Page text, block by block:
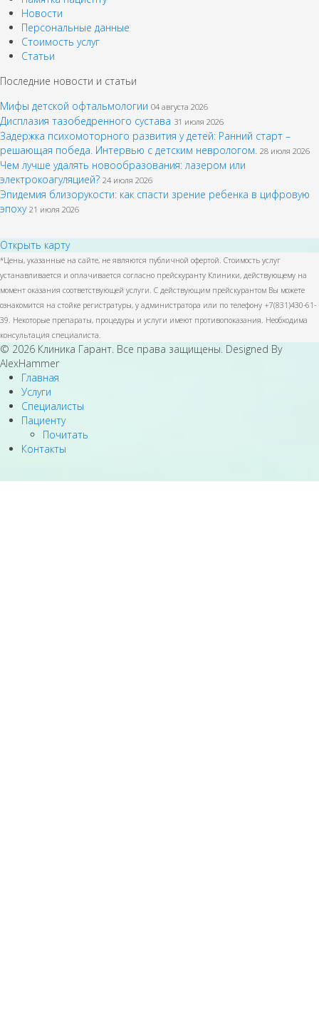
Новости
Персональные данные
Стоимость услуг
Статьи
Последние новости и статьи
Мифы детской офтальмологии 04 августа 2026
Дисплазия тазобедренного сустава 31 июля 2026
Задержка психомоторного развития у детей: Ранний старт –
решающая победа. Интервью с детским неврологом. 28 июля 2026
Чем лучше удалять новообразования: лазером или
электрокоагуляцией? 24 июля 2026
Эпидемия близорукости: как спасти зрение ребенка в цифровую
эпоху 21 июля 2026
Открыть карту
*Цены, указанные на сайте, не являются публичной офертой. Стоимость услуг
устанавливается и оплачивается согласно прейскуранту Клиники, действующему на
момент оказания соответствующей услуги. С действующим прейскурантом Вы можете
ознакомится на стойке регистратуры, у администратора или по телефону +7(831)430-61-
39. Некоторые препараты, процедуры и услуги имеют противопоказания. Необходима
консультация специалиста.
© 2026 Клиника Гарант. Все права защищены. Designed By
AlexHammer
Главная
Услуги
Специалисты
Пациенту
Почитать
Контакты